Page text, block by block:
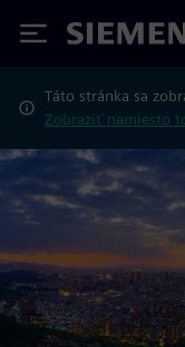
Siemens
Táto stránka sa
Zobraziť namiesto